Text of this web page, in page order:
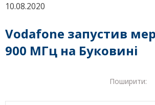
10.08.2020
Vodafone запустив
900 МГц на Буковині
Поширити: